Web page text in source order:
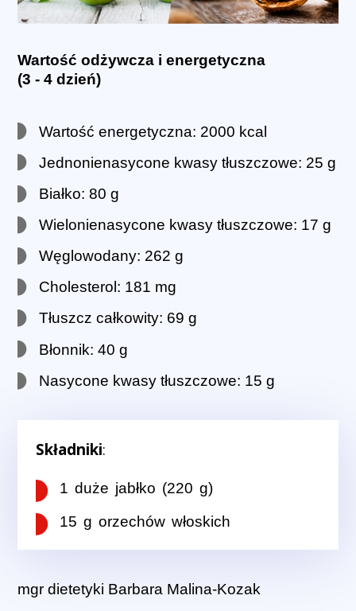
Wartość odżywcza i energetyczna
(3 - 4 dzień)
Wartość energetyczna: 2000 kcal
Jednonienasycone kwasy tłuszczowe: 25 g
Białko: 80 g
Wielonienasycone kwasy tłuszczowe: 17 g
Węglowodany: 262 g
Cholesterol: 181 mg
Tłuszcz całkowity: 69 g
Błonnik: 40 g
Nasycone kwasy tłuszczowe: 15 g
Składniki:
1 duże jabłko (220 g)
15 g orzechów włoskich
mgr dietetyki Barbara Malina-Kozak